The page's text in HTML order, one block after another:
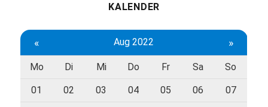
KALENDER
« Aug 2022 »
Mo Di Mi Do Fr Sa So
01 02 03 04 05 06 07